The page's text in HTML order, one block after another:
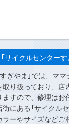
サイクルセンターす
ぎやま」では、
り扱っており、
すので、修理はお
にある「サイクル
ーやサイズなどご